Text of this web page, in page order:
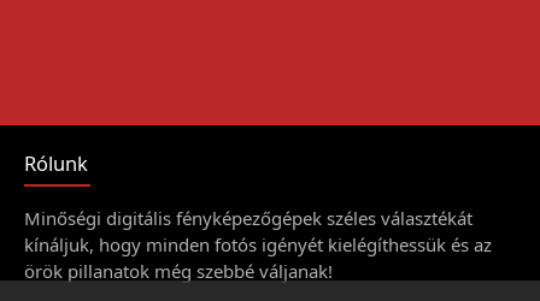
Rólunk
Minőségi digitális fényképezőgépek széles választékát
kínáljuk, hogy minden fotós igényét kielégíthessük és az
örök pillanatok még szebbé váljanak!